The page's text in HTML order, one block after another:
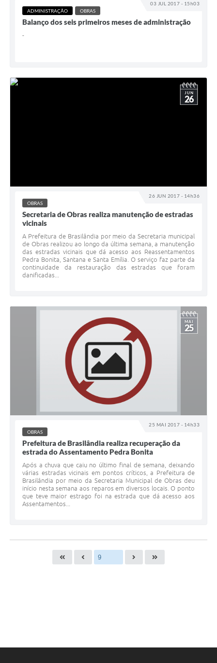
03 JUL 2017 - 15h03
ADMINISTRAÇÃO OBRAS
Balanço dos seis primeiros meses de administração
-
26 JUN 2017 - 14h36
JUN
26
OBRAS
Secretaria de Obras realiza manutenção de estradas
vicinais
A Prefeitura de Brasilândia por meio da Secretaria municipal
de Obras realizou ao longo da última semana, a manutenção
das estradas vicinais que dá acesso aos Reassentamentos
Pedra Bonita, Santana e Santa Emília. O serviço faz parte da
continuidade da restauração das estradas que foram
danificadas...
25 MAI 2017 - 14h33
MAI
25
OBRAS
Prefeitura de Brasilândia realiza recuperação da
estrada do Assentamento Pedra Bonita
Após a chuva que caiu no último final de semana, deixando
várias estradas vicinais em pontos críticos, a Prefeitura de
Brasilândia por meio da Secretaria Municipal de Obras deu
início nesta semana aos reparos em diversos locais. O ponto
que teve maior estrago foi na estrada que dá acesso aos
Assentamentos...